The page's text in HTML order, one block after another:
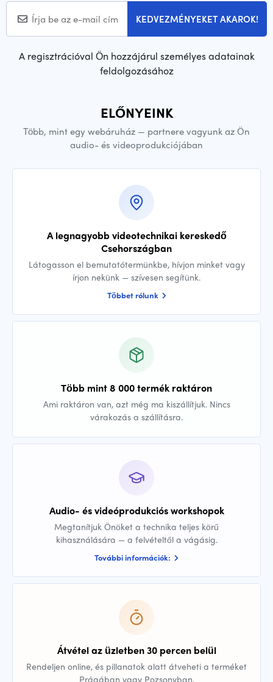
KEDVEZMÉNYEKET AKAROK!
A regisztrációval Ön hozzájárul személyes adatainak
feldolgozásához
ELŐNYEINK
Több, mint egy webáruház — partnere vagyunk az Ön
audio- és videoprodukciójában
A legnagyobb videotechnikai kereskedő
Csehországban
Látogasson el bemutatótermünkbe, hívjon minket vagy
írjon nekünk — szívesen segítünk.
Többet rólunk
Több mint 8 000 termék raktáron
Ami raktáron van, azt még ma kiszállítjuk. Nincs
várakozás a szállításra.
Audio- és videóprodukciós workshopok
Megtanítjuk Önöket a technika teljes körű
kihasználására — a felvételtől a vágásig.
További információk:
Átvétel az üzletben 30 percen belül
Rendeljen online, és pillanatok alatt átveheti a terméket
Prágában vagy Pozsonyban.